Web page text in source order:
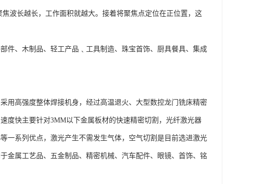
波长越长，工作面积就越大。接着将聚焦点定位在正位置，这
件、木制品、轻工产品﹑工具制造、珠宝首饰、厨具餐具、集成
用高强度整体焊接机身，经过高温退火、大型数控龙门铣床精密
度快主要针对3MM以下金属板材的快速精密切割，光纤激光器
一系列优点，激光产生不需发生气体，空气切割是目前选进激光
金属工艺品、五金制品、精密机械、汽车配件、眼镜、首饰、铭